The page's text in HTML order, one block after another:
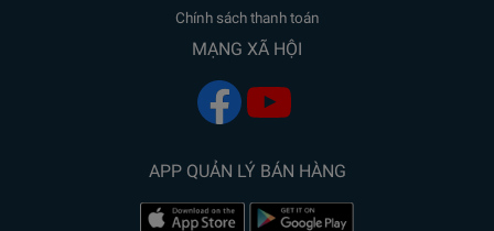
Chính sách thanh toán
MẠNG XÃ HỘI
APP QUẢN LÝ BÁN HÀNG